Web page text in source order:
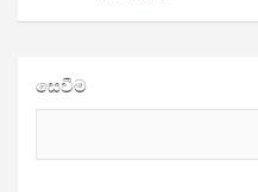
සෙවීම